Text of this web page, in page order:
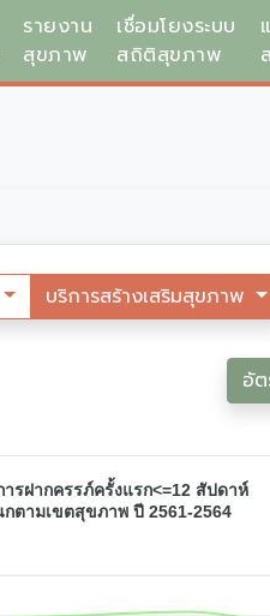
รายงาน
สุขภาพ
เชื่อมโยงระบบ
สถิติสุขภาพ
บริการสร้างเสริมสุขภาพ
อัต